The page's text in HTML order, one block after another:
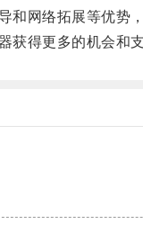
网络拓展等优势，
得更多的机会和支